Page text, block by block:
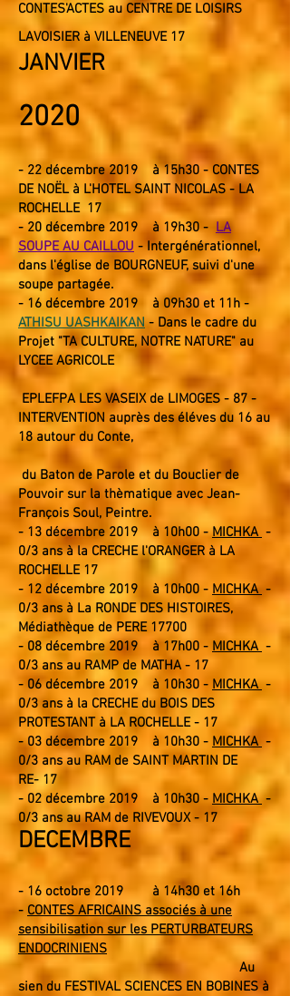
CONTES'ACTES au CENTRE DE LOISIRS
LAVOISIER à VILLENEUVE 17
JANVIER
2020
- 22 décembre2019 à 15h30 - CONTES
DE NOËL à L'HOTEL SAINT NICOLAS - LA
ROCHELLE 17
- 20 décembre 2019à 19h30 - LA
SOUPE AU CAILLOU - Intergénérationnel,
dans l'église de BOURGNEUF, suivi d'une
soupe partagée.
- 16 décembre 2019 à 09h30 et 11h -
ATHISU UASHKAIKAN - Dans le cadre du
Projet "TA CULTURE, NOTRE NATURE" au
LYCEE AGRICOLE
EPLEFPA LES VASEIX de LIMOGES - 87 -
INTERVENTION auprès des éléves du 16 au
18 autour du Conte,
du Baton de Parole et du Bouclier de
Pouvoir sur la thèmatique avec Jean-
François Soul, Peintre.
- 13 décembre 2019 à 10h00 -MICHKA -
0/3 ansà la CRECHE l'ORANGER à LA
ROCHELLE 17
- 12 décembre 2019 à 10h00 - MICHKA -
0/3 ans à La RONDE DES HISTOIRES,
Médiathèque de PERE 17700
- 08décembre 2019 à 17h00 - MICHKA -
0/3 ans au RAMP de MATHA - 17
- 06décembre 2019 à 10h30 - MICHKA -
0/3 ans à la CRECHE du BOIS DES
PROTESTANTà LA ROCHELLE - 17
- 03 décembre 2019 à 10h30 - MICHKA -
0/3 ansau RAM de SAINT MARTIN DE
RE-17
- 02 décembre 2019 à 10h30 - MICHKA -
0/3 ans auRAM de RIVEVOUX- 17
DECEMBRE
- 16 octobre 2019 à 14h30 et 16h
- CONTES AFRICAINS associés à une
sensibilisation sur les PERTURBATEURS
ENDOCRINIENS
Au
sien du FESTIVAL SCIENCES EN BOBINES à